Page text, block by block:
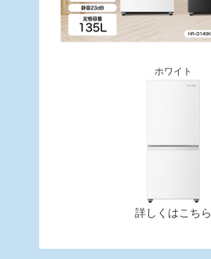
ホワイト
詳しくはこちら